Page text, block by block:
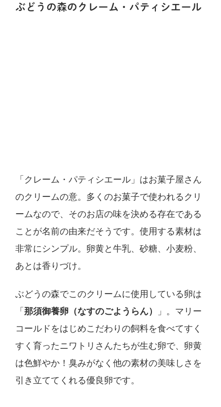
ぶどうの森のクレーム・パティシエール
「クレーム・パティシエール」はお菓子屋さん
のクリームの意。多くのお菓子で使われるクリ
ームなので、そのお店の味を決める存在である
ことが名前の由来だそうです。使用する素材は
非常にシンプル。卵黄と牛乳、砂糖、小麦粉、
あとは香りづけ。
ぶどうの森でこのクリームに使用している卵は
「那須御養卵（なすのごようらん）
」。マリー
コールドをはじめこだわりの飼料を食べてすく
すく育ったニワトリさんたちが生む卵で、卵黄
は色鮮やか！臭みがなく他の素材の美味しさを
引き立ててくれる優良卵です。